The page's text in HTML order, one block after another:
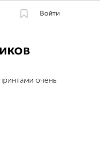
Войти
очень